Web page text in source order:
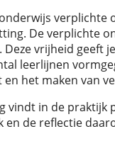
verplichte
De verplichte
vrijheid geeft
leerlijnen
het maken van
vindt in de
en de reflectie